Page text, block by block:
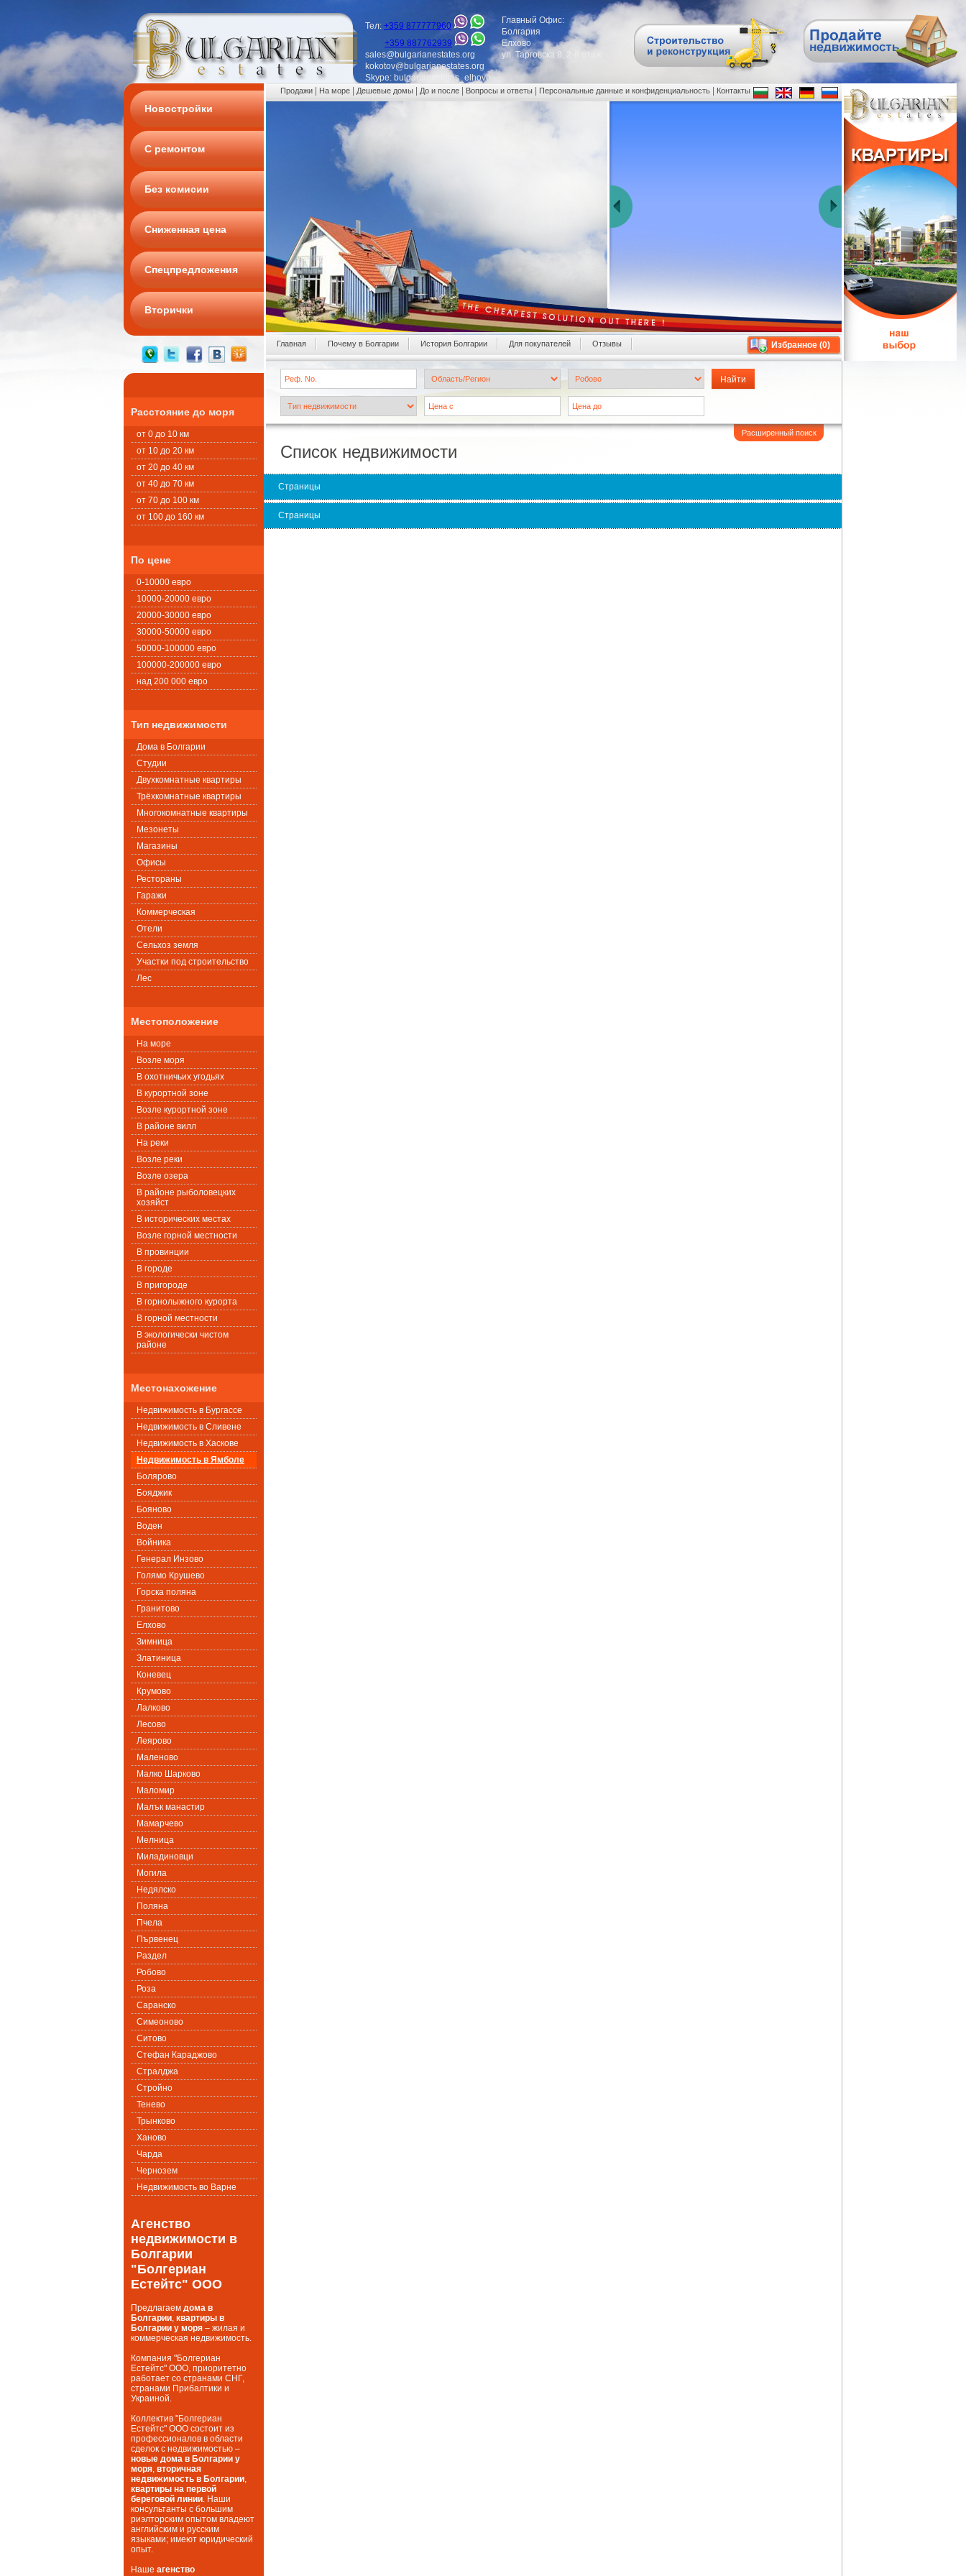
Тел: +359 877777960
+359 887762939
sales@bulgarianestates.org
kokotov@bulgarianestates.org
Skype: bulgarianestates_elhovo
Главный Офис:
Болгария
Елхово
ул. Тарговска 8, 2-й етаж
Новостройки
С ремонтом
Без комисии
Сниженная цена
Спецпредложения
Вторички
Расстояние до моря
от 0 до 10 км
от 10 до 20 км
от 20 до 40 км
от 40 до 70 км
от 70 до 100 км
от 100 до 160 км
По цене
0-10000 евро
10000-20000 евро
20000-30000 евро
30000-50000 евро
50000-100000 евро
100000-200000 евро
над 200 000 евро
Тип недвижимости
Дома в Болгарии
Студии
Двухкомнатные квартиры
Трёхкомнатные квартиры
Многокомнатные квартиры
Мезонеты
Магазины
Офисы
Рестораны
Гаражи
Коммерческая
Oтели
Сельхоз земля
Участки под строительство
Лес
Местоположение
На море
Возле моря
В охотничьих угодьях
В курортной зоне
Возле курортной зоне
В районе вилл
На реки
Возле реки
Возле озера
В районе рыболовецких
хозяйст
В исторических местах
Возле горной местности
В провинции
В городе
В пригороде
В горнолыжного курорта
В горной местности
В экологически чистом
районе
Местонахожение
Недвижимость в Бургассе
Недвижимость в Сливене
Недвижимость в Хаскове
Недвижимость в Ямболе
Болярово
Бояджик
Бояново
Воден
Войника
Генерал Инзово
Голямо Крушево
Горска поляна
Гранитово
Елхово
Зимница
Златиница
Коневец
Крумово
Лалково
Лесово
Леярово
Маленово
Малко Шарково
Маломир
Малък манастир
Мамарчево
Мелница
Миладиновци
Могила
Недялско
Поляна
Пчела
Първенец
Раздел
Робово
Роза
Саранско
Симеоново
Ситово
Стефан Караджово
Стралджа
Стройно
Тенево
Трынково
Ханово
Чарда
Чернозем
Недвижимость во Варне
Агенство
недвижимости в
Болгарии
"Болгериан
Естейтс" ООО
Предлагаем дома в
Болгарии, квартиры в
Болгарии у моря – жилая и
коммерческая недвижимость.
Компания "Болгериан
Естейтс" ООО, приоритетно
работает со странами СНГ,
странами Прибалтики и
Украиной.
Коллектив "Болгериан
Естейтс" ООО состоит из
профессионалов в области
сделок с недвижимостью –
новые дома в Болгарии у
моря, вторичная
недвижимость в Болгарии,
квартиры на первой
береговой линии. Наши
консультанты с большим
риэлторским опытом владеют
английским и русским
языками; имеют юридический
опыт.
Наше агенство
Продажи На море Дешевые домы До и после Вопросы и ответы Персональные данные и конфиденциальность Контакты
Главная Почему в Болгарии История Болгарии Для покупателей Oтзывы Избранное (0)
Расширенный поиск
Список недвижимости
Страницы
Страницы